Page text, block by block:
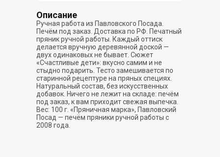
Описание
Ручная работа из Павловского Посада.
Печём под заказ. Доставка по РФ. Печатный
пряник ручной работы. Каждый оттиск
делается вручную деревянной доской —
двух одинаковых не бывает. Сюжет
«Счастливые дети»: вкусно самим и не
стыдно подарить. Тесто замешивается по
старинной рецептуре на пряных специях.
Натуральный состав, без искусственных
добавок. Ничего не лежит на складе: печём
под заказ, к вам приходит свежая выпечка.
Вес: 100 г. «Пряничная марка», Павловский
Посад — печём пряники ручной работы с
2008 года.